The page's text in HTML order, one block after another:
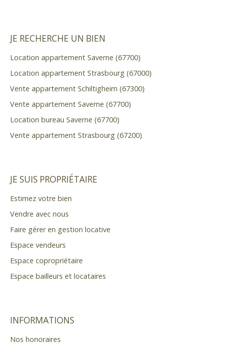
JE RECHERCHE UN BIEN
Location appartement Saverne (67700)
Location appartement Strasbourg (67000)
Vente appartement Schiltigheim (67300)
Vente appartement Saverne (67700)
Location bureau Saverne (67700)
Vente appartement Strasbourg (67200)
JE SUIS PROPRIÉTAIRE
Estimez votre bien
Vendre avec nous
Faire gérer en gestion locative
Espace vendeurs
Espace copropriétaire
Espace bailleurs et locataires
INFORMATIONS
Nos honoraires